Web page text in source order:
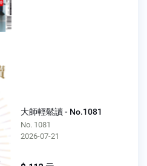
大師輕鬆讀 - No.1081
No. 1081
2026-07-21